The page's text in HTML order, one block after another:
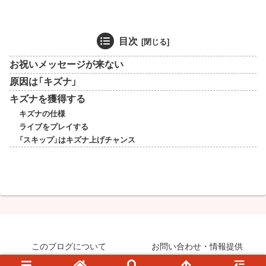
目次
お祝いメッセージが来ない
原因は「キズナ」
キズナを獲得する
キズナの仕様
ライブをプレイする
「スキップ」はキズナ上げチャンス
このブログについて お問い合わせ・情報提供